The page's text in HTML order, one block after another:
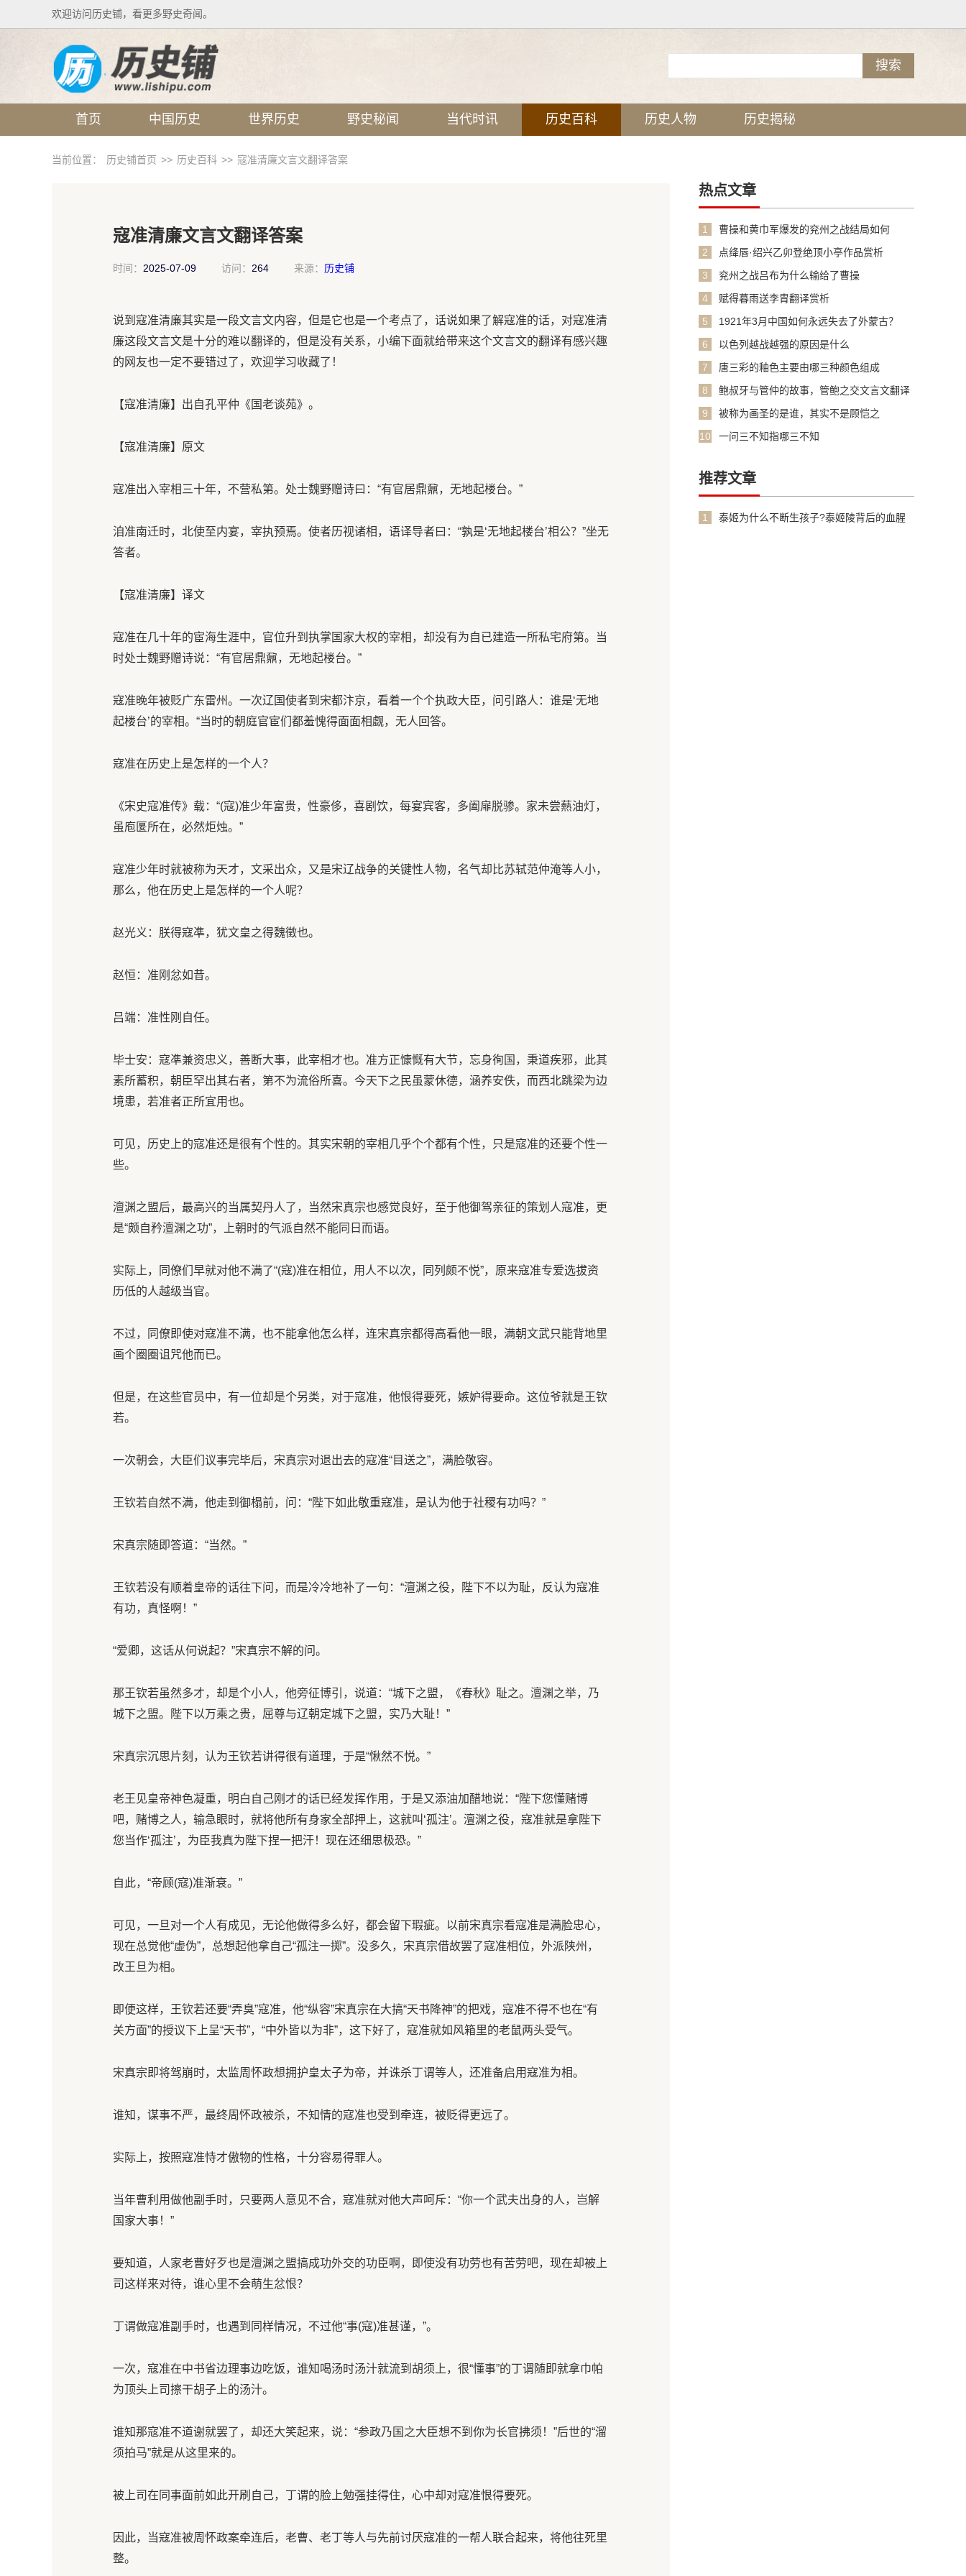
欢迎访问历史铺，看更多野史奇闻。
首页 中国历史 世界历史 野史秘闻 当代时讯 历史百科 历史人物 历史揭秘
当前位置： 历史铺首页 >> 历史百科 >> 寇准清廉文言文翻译答案
寇准清廉文言文翻译答案
时间： 2025-07-09 访问： 264 来源： 历史铺
说到寇准清廉其实是一段文言文内容，但是它也是一个考点了，话说如果了解寇准的话，对寇准清
廉这段文言文是十分的难以翻译的，但是没有关系，小编下面就给带来这个文言文的翻译有感兴趣
的网友也一定不要错过了，欢迎学习收藏了！
【寇准清廉】出自孔平仲《国老谈苑》。
【寇准清廉】原文
寇准出入宰相三十年，不营私第。处士魏野赠诗曰：“有官居鼎鼐，无地起楼台。”
洎准南迁时，北使至内宴，宰执预焉。使者历视诸相，语译导者曰：“孰是‘无地起楼台’相公？”坐无
答者。
【寇准清廉】译文
寇准在几十年的宦海生涯中，官位升到执掌国家大权的宰相，却没有为自已建造一所私宅府第。当
时处士魏野赠诗说：“有官居鼎鼐，无地起楼台。”
寇准晚年被贬广东雷州。一次辽国使者到宋都汴京，看着一个个执政大臣，问引路人：谁是‘无地
起楼台’的宰相。“当时的朝庭官宦们都羞愧得面面相觑，无人回答。
寇准在历史上是怎样的一个人？
《宋史寇准传》载：“(寇)准少年富贵，性豪侈，喜剧饮，每宴宾客，多阖扉脱骖。家未尝爇油灯，
虽庖匽所在，必然炬烛。”
寇准少年时就被称为天才，文采出众，又是宋辽战争的关键性人物，名气却比苏轼范仲淹等人小，
那么，他在历史上是怎样的一个人呢？
赵光义：朕得寇凖，犹文皇之得魏徵也。
赵恒：准刚忿如昔。
吕端：准性刚自任。
毕士安：寇凖兼资忠义，善断大事，此宰相才也。准方正慷慨有大节，忘身徇国，秉道疾邪，此其
素所蓄积，朝臣罕出其右者，第不为流俗所喜。今天下之民虽蒙休德，涵养安佚，而西北跳梁为边
境患，若准者正所宜用也。
可见，历史上的寇准还是很有个性的。其实宋朝的宰相几乎个个都有个性，只是寇准的还要个性一
些。
澶渊之盟后，最高兴的当属契丹人了，当然宋真宗也感觉良好，至于他御驾亲征的策划人寇准，更
是“颇自矜澶渊之功”，上朝时的气派自然不能同日而语。
实际上，同僚们早就对他不满了“(寇)准在相位，用人不以次，同列颇不悦”，原来寇准专爱选拔资
历低的人越级当官。
不过，同僚即使对寇准不满，也不能拿他怎么样，连宋真宗都得高看他一眼，满朝文武只能背地里
画个圈圈诅咒他而已。
但是，在这些官员中，有一位却是个另类，对于寇准，他恨得要死，嫉妒得要命。这位爷就是王钦
若。
一次朝会，大臣们议事完毕后，宋真宗对退出去的寇准“目送之”，满脸敬容。
王钦若自然不满，他走到御榻前，问：“陛下如此敬重寇准，是认为他于社稷有功吗？”
宋真宗随即答道：“当然。”
王钦若没有顺着皇帝的话往下问，而是冷冷地补了一句：“澶渊之役，陛下不以为耻，反认为寇准
有功，真怪啊！”
“爱卿，这话从何说起？”宋真宗不解的问。
那王钦若虽然多才，却是个小人，他旁征博引，说道：“城下之盟，《春秋》耻之。澶渊之举，乃
城下之盟。陛下以万乘之贵，屈尊与辽朝定城下之盟，实乃大耻！”
宋真宗沉思片刻，认为王钦若讲得很有道理，于是“愀然不悦。”
老王见皇帝神色凝重，明白自己刚才的话已经发挥作用，于是又添油加醋地说：“陛下您懂赌博
吧，赌博之人，输急眼时，就将他所有身家全部押上，这就叫‘孤注’。澶渊之役，寇准就是拿陛下
您当作‘孤注’，为臣我真为陛下捏一把汗！现在还细思极恐。”
自此，“帝顾(寇)准渐衰。”
可见，一旦对一个人有成见，无论他做得多么好，都会留下瑕疵。以前宋真宗看寇准是满脸忠心，
现在总觉他“虚伪”，总想起他拿自己“孤注一掷”。没多久，宋真宗借故罢了寇准相位，外派陕州，
改王旦为相。
即便这样，王钦若还要“弄臭”寇准，他“纵容”宋真宗在大搞“天书降神”的把戏，寇准不得不也在“有
关方面”的授议下上呈“天书”，“中外皆以为非”，这下好了，寇准就如风箱里的老鼠两头受气。
宋真宗即将驾崩时，太监周怀政想拥护皇太子为帝，并诛杀丁谓等人，还准备启用寇准为相。
谁知，谋事不严，最终周怀政被杀，不知情的寇准也受到牵连，被贬得更远了。
实际上，按照寇准恃才傲物的性格，十分容易得罪人。
当年曹利用做他副手时，只要两人意见不合，寇准就对他大声呵斥：“你一个武夫出身的人，岂解
国家大事！”
要知道，人家老曹好歹也是澶渊之盟搞成功外交的功臣啊，即使没有功劳也有苦劳吧，现在却被上
司这样来对待，谁心里不会萌生忿恨？
丁谓做寇准副手时，也遇到同样情况，不过他“事(寇)准甚谨，”。
一次，寇准在中书省边理事边吃饭，谁知喝汤时汤汁就流到胡须上，很“懂事”的丁谓随即就拿巾帕
为顶头上司擦干胡子上的汤汁。
谁知那寇准不道谢就罢了，却还大笑起来，说：“参政乃国之大臣想不到你为长官拂须！”后世的“溜
须拍马”就是从这里来的。
被上司在同事面前如此开刷自己，丁谓的脸上勉强挂得住，心中却对寇准恨得要死。
因此，当寇准被周怀政案牵连后，老曹、老丁等人与先前讨厌寇准的一帮人联合起来，将他往死里
整。
热点文章
1
曹操和黄巾军爆发的兖州之战结局如何
2
点绛唇·绍兴乙卯登绝顶小亭作品赏析
3
兖州之战吕布为什么输给了曹操
4
赋得暮雨送李胄翻译赏析
5
1921年3月中国如何永远失去了外蒙古？
6
以色列越战越强的原因是什么
7
唐三彩的釉色主要由哪三种颜色组成
8
鲍叔牙与管仲的故事，管鲍之交文言文翻译
9
被称为画圣的是谁，其实不是顾恺之
10
一问三不知指哪三不知
推荐文章
1
泰姬为什么不断生孩子?泰姬陵背后的血腥